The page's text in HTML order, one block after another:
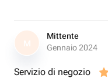
M
Mittente
Gennaio 2024
Servizio di negozio